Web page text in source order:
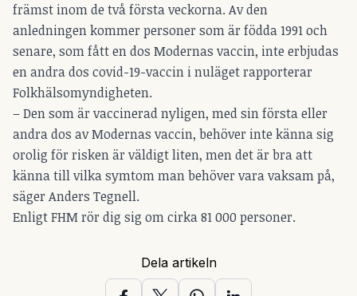
främst inom de två första veckorna. Av den
anledningen kommer personer som är födda 1991 och
senare, som fått en dos Modernas vaccin, inte erbjudas
en andra dos covid-19-vaccin i nuläget rapporterar
Folkhälsomyndigheten.
– Den som är vaccinerad nyligen, med sin första eller
andra dos av Modernas vaccin, behöver inte känna sig
orolig för risken är väldigt liten, men det är bra att
känna till vilka symtom man behöver vara vaksam på,
säger Anders Tegnell.
Enligt FHM rör dig sig om cirka 81 000 personer.
Dela artikeln